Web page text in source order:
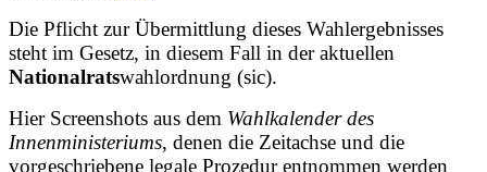
Die Pflicht zur Übermittlung dieses Wahlergebnisses
steht im Gesetz, in diesem Fall in der aktuellen
Nationalratswahlordnung (sic).
Hier Screenshots aus dem Wahlkalender des
Innenministeriums, denen die Zeitachse und die
vorgeschriebene legale Prozedur entnommen werden